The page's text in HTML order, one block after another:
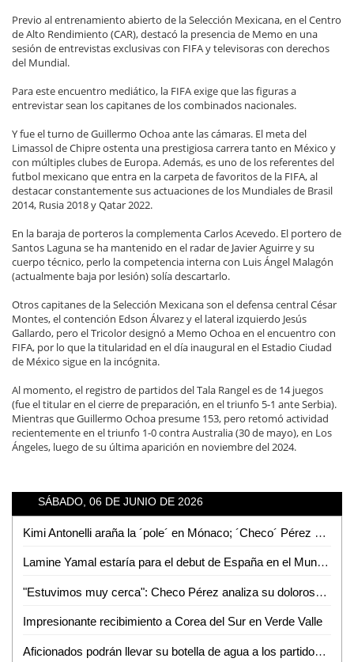
Previo al entrenamiento abierto de la Selección Mexicana, en el Centro
de Alto Rendimiento (CAR), destacó la presencia de Memo en una
sesión de entrevistas exclusivas con FIFA y televisoras con derechos
del Mundial.
Para este encuentro mediático, la FIFA exige que las figuras a
entrevistar sean los capitanes de los combinados nacionales.
Y fue el turno de Guillermo Ochoa ante las cámaras. El meta del
Limassol de Chipre ostenta una prestigiosa carrera tanto en México y
con múltiples clubes de Europa. Además, es uno de los referentes del
futbol mexicano que entra en la carpeta de favoritos de la FIFA, al
destacar constantemente sus actuaciones de los Mundiales de Brasil
2014, Rusia 2018 y Qatar 2022.
En la baraja de porteros la complementa Carlos Acevedo. El portero de
Santos Laguna se ha mantenido en el radar de Javier Aguirre y su
cuerpo técnico, perlo la competencia interna con Luis Ángel Malagón
(actualmente baja por lesión) solía descartarlo.
Otros capitanes de la Selección Mexicana son el defensa central César
Montes, el contención Edson Álvarez y el lateral izquierdo Jesús
Gallardo, pero el Tricolor designó a Memo Ochoa en el encuentro con
FIFA, por lo que la titularidad en el día inaugural en el Estadio Ciudad
de México sigue en la incógnita.
Al momento, el registro de partidos del Tala Rangel es de 14 juegos
(fue el titular en el cierre de preparación, en el triunfo 5-1 ante Serbia).
Mientras que Guillermo Ochoa presume 153, pero retomó actividad
recientemente en el triunfo 1-0 contra Australia (30 de mayo), en Los
Ángeles, luego de su última aparición en noviembre del 2024.
SÁBADO, 06 DE JUNIO DE 2026
Kimi Antonelli araña la ´pole´ en Mónaco; ´Checo´ Pérez califica en 18
Lamine Yamal estaría para el debut de España en el Mundial 2026, revela De La Fuente
"Estuvimos muy cerca": Checo Pérez analiza su dolorosa eliminación en Mónaco
Impresionante recibimiento a Corea del Sur en Verde Valle
Aficionados podrán llevar su botella de agua a los partidos del Mundial 2026... menos en México